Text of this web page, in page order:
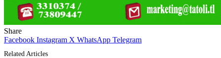
Share
Facebook Instagram X WhatsApp Telegram
Related Articles